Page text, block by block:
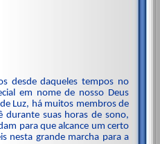
desde daqueles tempos no
em nome de nosso Deus
Luz, há muitos membros de
durante suas horas de sono,
para que alcance um certo
nesta grande marcha para a